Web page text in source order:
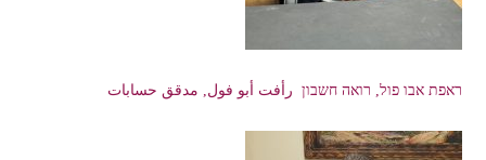
ראפת אבו פול, רואה חשבון رأفت أبو فول, مدقق حسابات